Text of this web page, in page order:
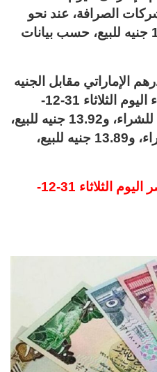
وشركات الصرافة، عند نحو
13.83 جنيه للشراء، و13.86 جنيه للبيع، حسب بيانات
الإماراتي مقابل الجنيه
المصري في السوق السوداء اليوم الثلاثاء 31-12-
2024، إلى نحو 13.65 جنيه للشراء، و13.92 جنيه للبيع،
مقابل نحو 13.62 جنيه للشراء، و13.89 جنيه للبيع،
سعر الدينار الكويتي في مصر اليوم الثلاثاء 31-12-